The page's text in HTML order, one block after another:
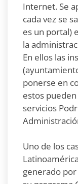
Internet. Se
cada vez se
es un portal)
la
En ellos las
ponerse en
estos
servicios
Uno de los
generado